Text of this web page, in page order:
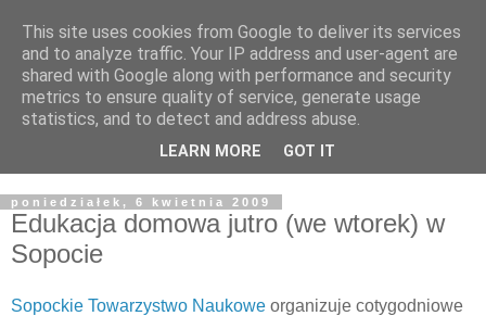
Żyjąc wiarą w REALNYM
świecie
Blog pastora Pawła Bartosika
poniedziałek, 6 kwietnia 2009
Edukacja domowa jutro (we wtorek) w
Sopocie
Sopockie Towarzystwo Naukowe organizuje cotygodniowe
This site uses cookies from Google to deliver its services
and to analyze traffic. Your IP address and user-agent are
shared with Google along with performance and security
metrics to ensure quality of service, generate usage
statistics, and to detect and address abuse.
LEARN MORE GOT IT